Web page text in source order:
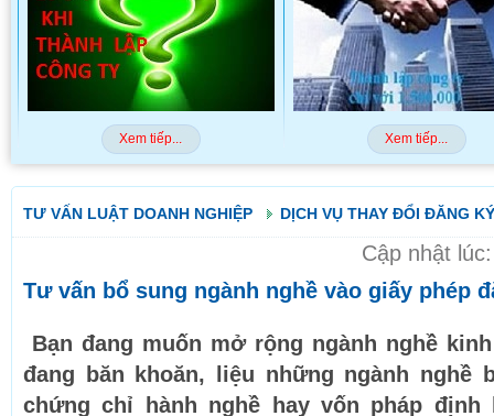
Xem tiếp... Xem tiếp...
TƯ VẤN LUẬT DOANH NGHIỆP DỊCH VỤ THAY ĐỔI ĐĂNG
Cập nhật
Tư vấn bổ sung ngành nghề vào giấy phép
Bạn đang muốn mở rộng ngành nghề
đang băn khoăn, liệu những ngành nghề
chứng chỉ hành nghề hay vốn pháp